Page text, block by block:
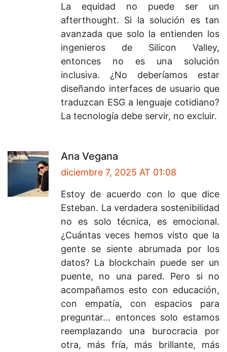
La equidad no puede ser un
afterthought. Si la solución es tan
avanzada que solo la entienden los
ingenieros de Silicon Valley,
entonces no es una solución
inclusiva. ¿No deberíamos estar
diseñando interfaces de usuario que
traduzcan ESG a lenguaje cotidiano?
La tecnología debe servir, no excluir.
Ana Vegana
diciembre 7, 2025 AT 01:08
Estoy de acuerdo con lo que dice
Esteban. La verdadera sostenibilidad
no es solo técnica, es emocional.
¿Cuántas veces hemos visto que la
gente se siente abrumada por los
datos? La blockchain puede ser un
puente, no una pared. Pero si no
acompañamos esto con educación,
con empatía, con espacios para
preguntar... entonces solo estamos
reemplazando una burocracia por
otra, más fría, más brillante, más